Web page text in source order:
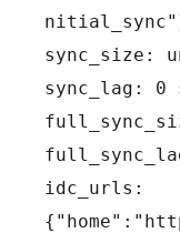
sync_size:
sync_lag: 0
idc_urls: